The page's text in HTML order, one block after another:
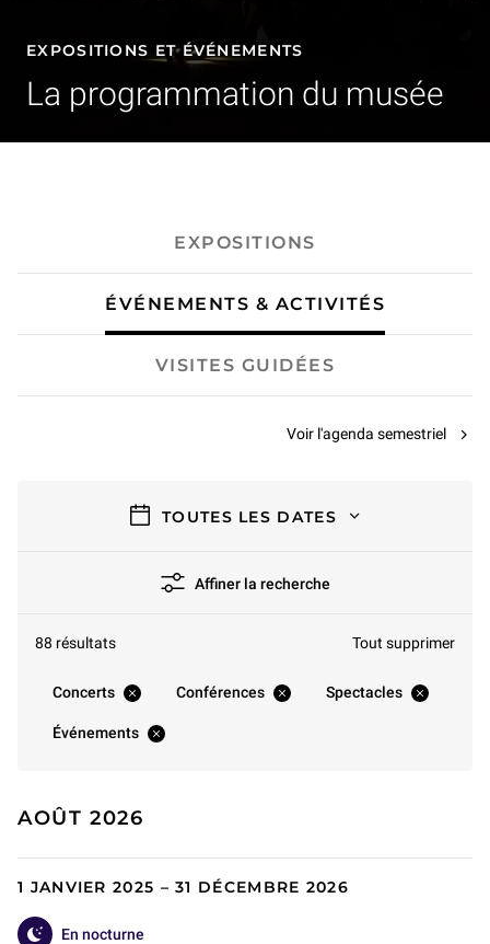
EXPOSITIONS ET ÉVÉNEMENTS
La programmation du musée
EXPOSITIONS
ÉVÉNEMENTS & ACTIVITÉS
VISITES GUIDÉES
Voir l'agenda semestriel
TOUTES LES DATES
Affiner la recherche
88 résultats Tout supprimer
Concerts Conférences Spectacles
Événements
AOÛT 2026
1 JANVIER 2025 – 31 DÉCEMBRE 2026
En nocturne